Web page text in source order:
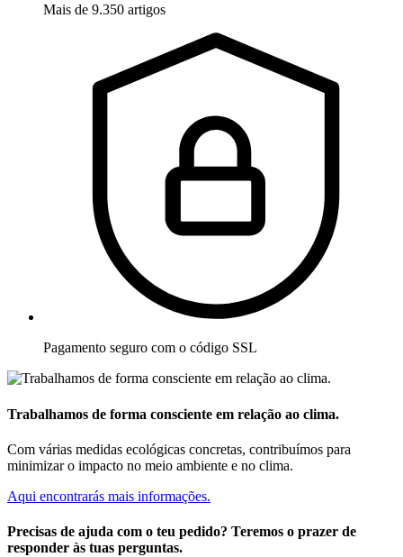
Mais de 9.350 artigos
Pagamento seguro com o código SSL
Trabalhamos de forma consciente em relação ao clima.
Com várias medidas ecológicas concretas, contribuímos para
minimizar o impacto no meio ambiente e no clima.
Aqui encontrarás mais informações.
Precisas de ajuda com o teu pedido? Teremos o prazer de
responder às tuas perguntas.